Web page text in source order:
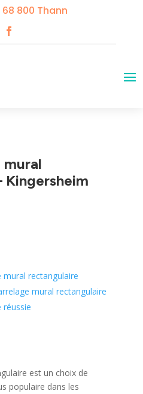
68 800 Thann
mural
Kingersheim
mural rectangulaire
mural rectangulaire
réussie
est un choix de
populaire dans les